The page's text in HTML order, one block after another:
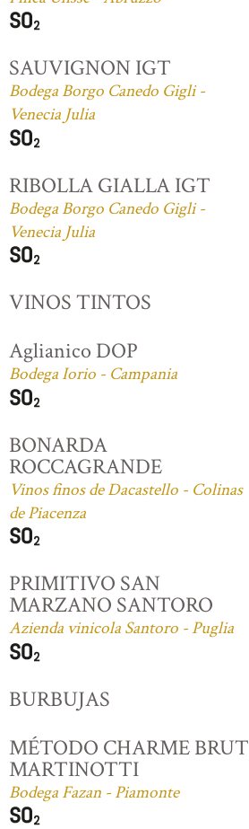
SAUVIGNON IGT
Bodega Borgo Canedo Gigli -
Venecia Julia
RIBOLLA GIALLA IGT
Bodega Borgo Canedo Gigli -
Venecia Julia
VINOS TINTOS
Aglianico DOP
Bodega Iorio - Campania
BONARDA
ROCCAGRANDE
Vinos finos de Dacastello - Colinas
de Piacenza
PRIMITIVO SAN
MARZANO SANTORO
Azienda vinicola Santoro - Puglia
BURBUJAS
MÉTODO CHARME BRUT
MARTINOTTI
Bodega Fazan - Piamonte